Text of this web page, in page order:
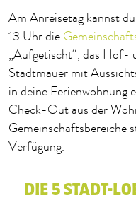
Am Anreisetag kannst
13 Uhr die
„Aufgetischt“, das Hof-
Stadtmauer mit
in deine Ferienwohnung
Check-Out aus der
Gemeinschaftsbereiche
Verfügung.
DIE 5 STADT-